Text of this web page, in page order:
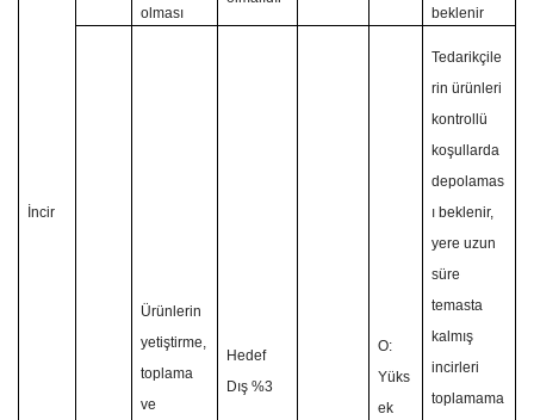
İncir
olması
beklenir
Ürünlerin
yetiştirme,
toplama
ve
Hedef
Dış %3
O:
Yüks
ek
Tedarikçile
rin ürünleri
kontrollü
koşullarda
depolamas
ı beklenir,
yere uzun
süre
temasta
kalmış
incirleri
toplamama